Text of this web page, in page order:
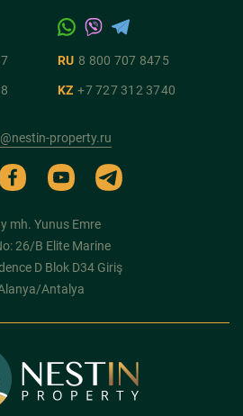
RU 8 800 707 8475
KZ +7 727 312 3740
property.ru
mh. Yunus Emre
26/B Elite Marine
D Blok D34 Giriş
Antalya